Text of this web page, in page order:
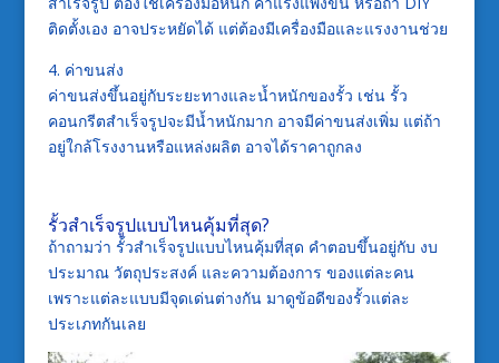
ติดตั้งเอง อาจประหยัดได้ แต่ต้องมีเครื่องมือและแรงงานช่วย
4. ค่าขนส่ง
ค่าขนส่งขึ้นอยู่กับระยะทางและน้ำหนักของรั้ว เช่น รั้ว
คอนกรีตสำเร็จรูปจะมีน้ำหนักมาก อาจมีค่าขนส่งเพิ่ม แต่ถ้า
อยู่ใกล้โรงงานหรือแหล่งผลิต อาจได้ราคาถูกลง
รั้วสำเร็จรูปแบบไหนคุ้มที่สุด?
ถ้าถามว่า รั้วสำเร็จรูปแบบไหนคุ้มที่สุด คำตอบขึ้นอยู่กับ งบ
ประมาณ วัตถุประสงค์ และความต้องการ ของแต่ละคน
เพราะแต่ละแบบมีจุดเด่นต่างกัน มาดูข้อดีของรั้วแต่ละ
ประเภทกันเลย